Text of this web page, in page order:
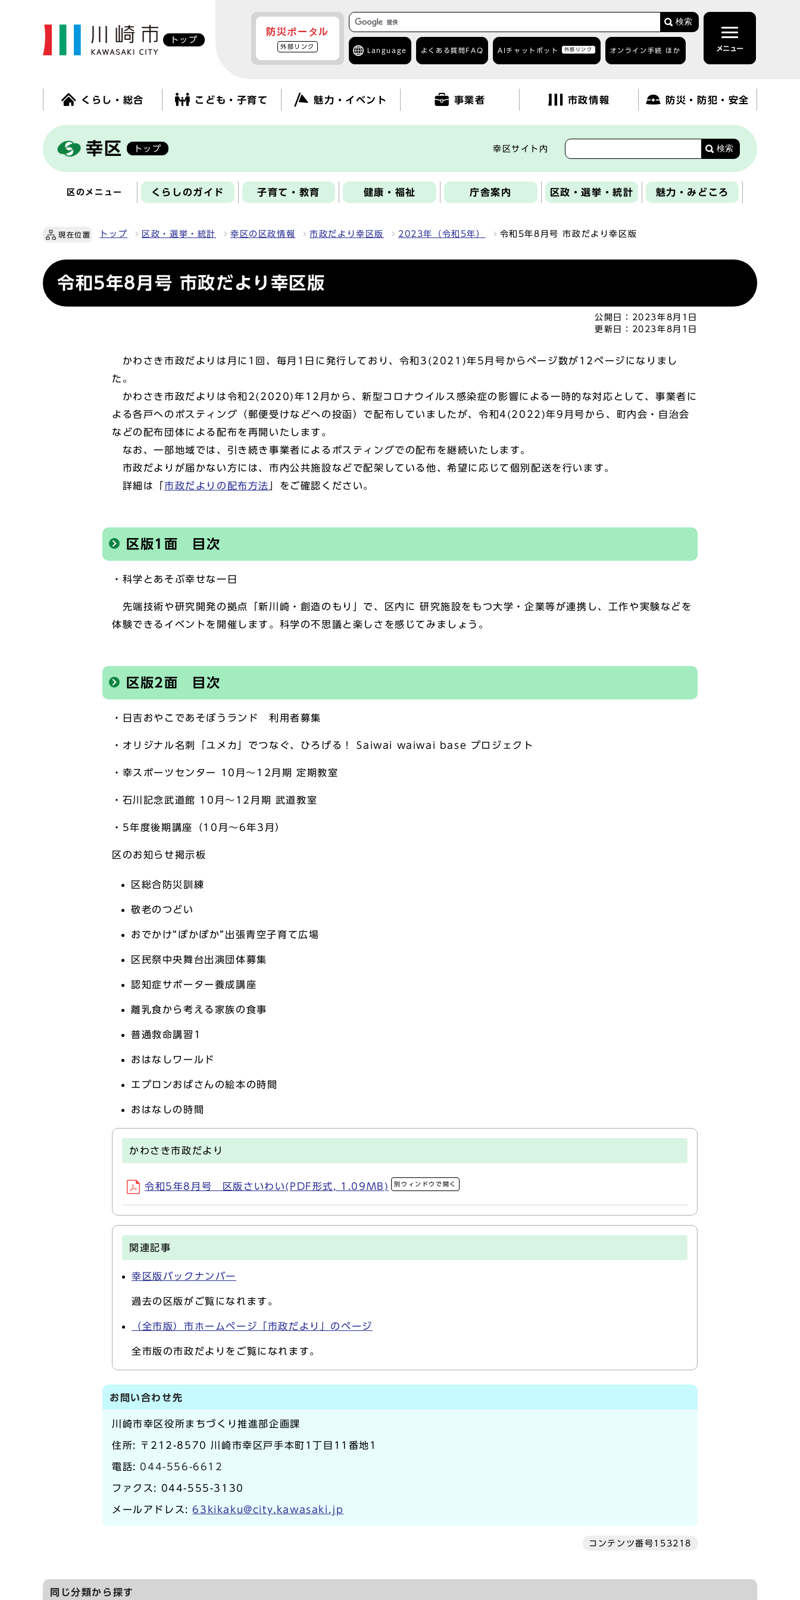
トップ
防災ポータル
外部リンク
検索
Language よくある質問 FAQ AIチャットボット 外部リンク オンライン手続 ほか メニュー
くらし・総合 こども・子育て 魅力・イベント 事業者 市政情報 防災・防犯・安全
幸区 トップ 幸区サイト内 検索
区のメニュー くらしのガイド 子育て・教育 健康・福祉 庁舎案内 区政・選挙・統計 魅力・みどころ
現在位置 トップ 区政・選挙・統計 幸区の区政情報 市政だより幸区版 2023年（令和5年） 令和5年8月号 市政だより幸区版
令和5年8月号 市政だより幸区版
公開日：
2023年8月1日
更新日：
2023年8月1日
かわさき市政だよりは月に1回、毎月1日に発行しており、令和3(2021)年5月号からページ数が12ページになりまし
た。
かわさき市政だよりは令和2(2020)年12月から、新型コロナウイルス感染症の影響による一時的な対応として、事業者に
よる各戸へのポスティング（郵便受けなどへの投函）で配布していましたが、令和4(2022)年9月号から、町内会・自治会
などの配布団体による配布を再開いたします。
なお、一部地域では、引き続き事業者によるポスティングでの配布を継続いたします。
市政だよりが届かない方には、市内公共施設などで配架している他、希望に応じて個別配送を行います。
詳細は「 市政だよりの配布方法 」をご確認ください。
区版1面 目次
・科学とあそぶ幸せな一日
先端技術や研究開発の拠点「新川崎・創造のもり」で、区内に 研究施設をもつ大学・企業等が連携し、工作や実験などを
体験できるイベントを開催します。科学の不思議と楽しさを感じてみましょう。
区版2面 目次
・日吉おやこであそぼうランド 利用者募集
・オリジナル名刺「ユメカ」でつなぐ、ひろげる！ Saiwai waiwai base プロジェクト
・幸スポーツセンター 10月～12月期 定期教室
・石川記念武道館 10月～12月期 武道教室
・5年度後期講座（10月～6年3月）
区のお知らせ掲示板
区総合防災訓練
敬老のつどい
おでかけ“ぽかぽか”出張青空子育て広場
区民祭中央舞台出演団体募集
認知症サポーター養成講座
離乳食から考える家族の食事
普通救命講習1
おはなしワールド
エプロンおばさんの絵本の時間
おはなしの時間
かわさき市政だより
令和5年8月号 区版さいわい(PDF形式, 1.09MB) 別ウィンドウで開く
関連記事
幸区版バックナンバー
過去の区版がご覧になれます。
（全市版）市ホームページ「市政だより」のページ
全市版の市政だよりをご覧になれます。
お問い合わせ先
川崎市幸区役所まちづくり推進部企画課
住所: 〒212-8570 川崎市幸区戸手本町1丁目11番地1
電話: 044-556-6612
ファクス: 044-555-3130
メールアドレス:63kikaku@city.kawasaki.jp
コンテンツ番号153218
同じ分類から探す